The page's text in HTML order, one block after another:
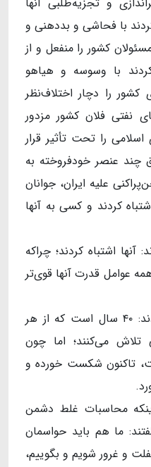
با فحاشی و بددهنی و
کشور را منفعل و از
با وسوسه و هیاهو
کشور را دچار اختلاف‌نظر
نفتی فلان کشور مزدور
اسلامی را تحت تأثیر قرار
چند عنصر خودفروخته به
علیه ایران، جوانان
کردند و کسی به آنها
آنها اشتباه کردند؛ چراکه
عوامل قدرت آنها قوی‌تر
حضرت آیت‌الله خامنه‌ای افزودند: ۴۰ سال است که از هر
تلاش می‌کنند؛ اما چون
تاکنون شکست خورده و
محاسبات غلط دشمن
ما هم باید حواسمان
و غرور شویم و بگوییم،